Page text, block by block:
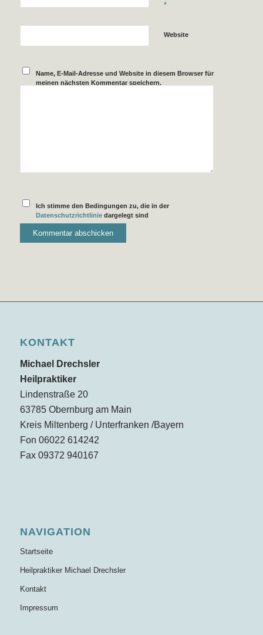
*
Website
Name, E-Mail-Adresse und Website in diesem Browser für
meinen nächsten Kommentar speichern.
Ich stimme den Bedingungen zu, die in der
Datenschutzrichtlinie dargelegt sind
KONTAKT
Michael Drechsler
Heilpraktiker
Lindenstraße 20
63785 Obernburg am Main
Kreis Miltenberg / Unterfranken /Bayern
Fon 06022 614242
Fax 09372 940167
NAVIGATION
Startseite
Heilpraktiker Michael Drechsler
Kontakt
Impressum